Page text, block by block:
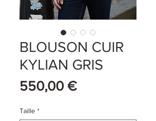
BLOUSON CUIR
KYLIAN GRIS
550,00 €Prix
Taille *